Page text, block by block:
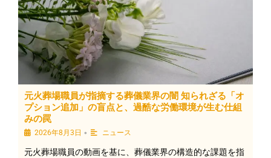
元火葬場職員が指摘する葬儀業界の闇 知られざる「オ
プション追加」の盲点と、過酷な労働環境が生む仕組
みの罠
2026年8月3日 • ニュース
元火葬場職員の動画を基に、葬儀業界の構造的な課題を指